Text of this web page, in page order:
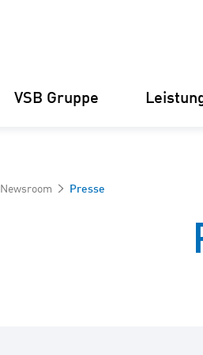
VSB Gruppe
Newsroom Presse